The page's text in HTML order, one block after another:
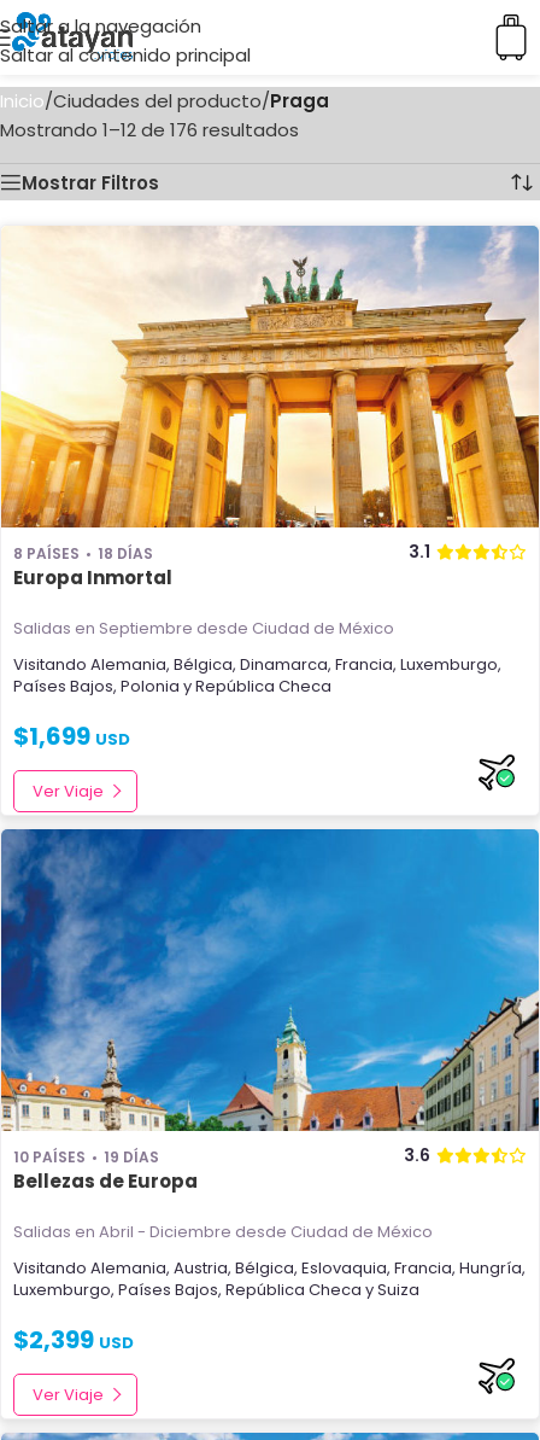
Saltar a la navegación
Saltar al contenido principal
Inicio/Ciudades del producto/Praga
Mostrando 1–12 de 176 resultados
Mostrar Filtros
8 PAÍSES 18 DÍAS 3.1
Europa Inmortal
Salidas en Septiembre desde Ciudad de México
Visitando Alemania, Bélgica, Dinamarca, Francia, Luxemburgo,
Países Bajos, Polonia yRepública Checa
$1,699 USD
Ver Viaje
10 PAÍSES 19 DÍAS 3.6
Bellezas de Europa
Salidas en Abril - Diciembre desde Ciudad de México
Visitando Alemania, Austria, Bélgica, Eslovaquia, Francia, Hungría,
Luxemburgo, Países Bajos, República Checa ySuiza
$2,399 USD
Ver Viaje